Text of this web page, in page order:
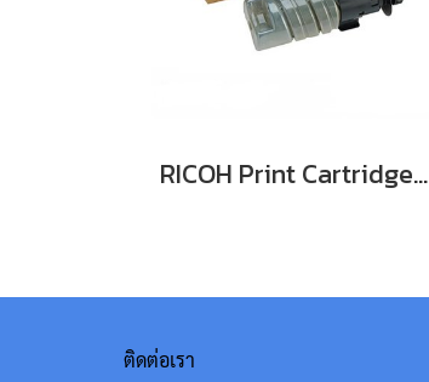
RICOH Print Cartridge Black M C320H (10.5K) ตลับหมึกโทนเนอร์ (สีดำ) 10.5K ของแท้ ประกันศูนย์
ติดต่อเรา